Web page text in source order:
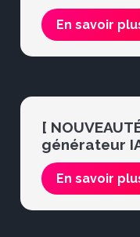
En savoir
[
générateur
En savoir